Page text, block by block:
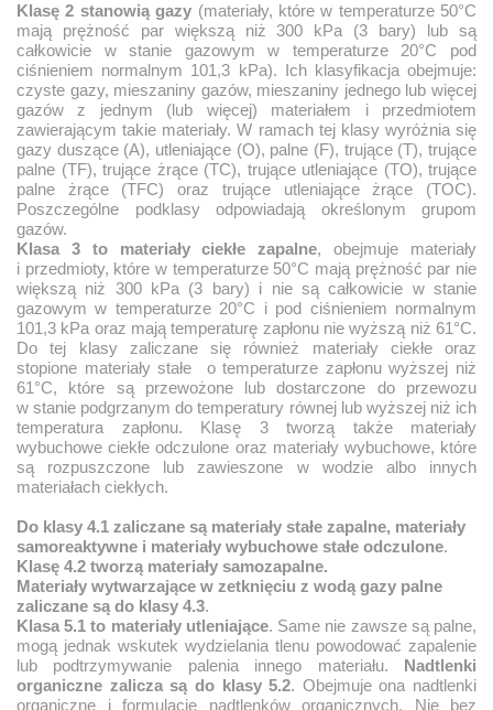
Klasę 2 stanowią gazy (materiały, które w temperaturze 50°C
mają prężność par większą niż 300 kPa (3 bary) lub są
całkowicie w stanie gazowym w temperaturze 20°C pod
ciśnieniem normalnym 101,3 kPa). Ich klasyfikacja obejmuje:
czyste gazy, mieszaniny gazów, mieszaniny jednego lub więcej
gazów z jednym (lub więcej) materiałem i przedmiotem
zawierającym takie materiały. W ramach tej klasy wyróżnia się
gazy duszące (A), utleniające (O), palne (F), trujące (T), trujące
palne (TF), trujące żrące (TC), trujące utleniające (TO), trujące
palne żrące (TFC) oraz trujące utleniające żrące (TOC).
Poszczególne podklasy odpowiadają określonym grupom
gazów.
Klasa 3 to materiały ciekłe zapalne, obejmuje materiały
i przedmioty, które w temperaturze 50°C mają prężność par nie
większą niż 300 kPa (3 bary) i nie są całkowicie w stanie
gazowym w temperaturze 20°C i pod ciśnieniem normalnym
101,3 kPa oraz mają temperaturę zapłonu nie wyższą niż 61°C.
Do tej klasy zaliczane się również materiały ciekłe oraz
stopione materiały stałe o temperaturze zapłonu wyższej niż
61°C, które są przewożone lub dostarczone do przewozu
w stanie podgrzanym do temperatury równej lub wyższej niż ich
temperatura zapłonu. Klasę 3 tworzą także materiały
wybuchowe ciekłe odczulone oraz materiały wybuchowe, które
są rozpuszczone lub zawieszone w wodzie albo innych
materiałach ciekłych.
Do klasy 4.1 zaliczane są materiały stałe zapalne, materiały
samoreaktywne i materiały wybuchowe stałe odczulone.
Klasę 4.2 tworzą materiały samozapalne.
Materiały wytwarzające w zetknięciu z wodą gazy palne
zaliczane są do klasy 4.3.
Klasa 5.1 to materiały utleniające. Same nie zawsze są palne,
mogą jednak wskutek wydzielania tlenu powodować zapalenie
lub podtrzymywanie palenia innego materiału. Nadtlenki
organiczne zalicza są do klasy 5.2. Obejmuje ona nadtlenki
organiczne i formulacje nadtlenków organicznych. Nie bez